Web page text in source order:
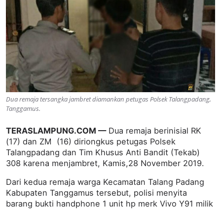
Dua remaja tersangka jambret diamankan petugas Polsek Talangpadang,
Tanggamus.
TERASLAMPUNG.COM —Dua remaja berinisial RK
(17) dan ZM (16) diriongkus petugas Polsek
Talangpadang dan Tim Khusus Anti Bandit (Tekab)
308 karena menjambret, Kamis,28 November 2019.
Dari kedua remaja warga Kecamatan Talang Padang
Kabupaten Tanggamus tersebut, polisi menyita
barang bukti handphone 1 unit hp merk Vivo Y91 milik